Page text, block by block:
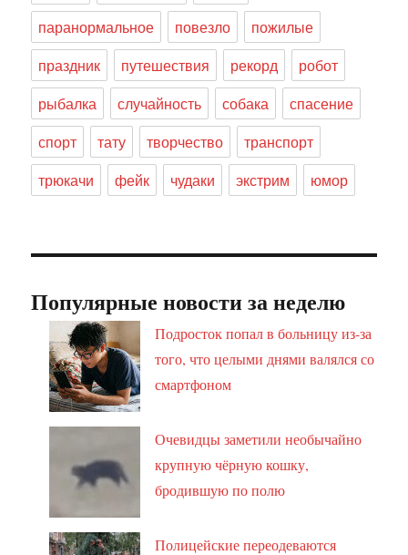
паранормальное
повезло
пожилые
праздник
путешествия рекорд
робот
рыбалка
случайность собака
спасение
спорт
тату творчество
транспорт
трюкачи
фейк чудаки экстрим юмор
Популярные новости за неделю
Подросток попал в больницу из-за
того, что целыми днями валялся со
смартфоном
Очевидцы заметили необычайно
крупную чёрную кошку,
бродившую по полю
Полицейские переодеваются